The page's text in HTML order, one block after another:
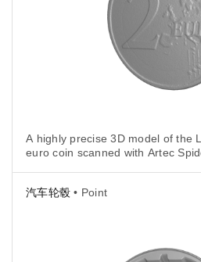
A highly precise 3D model of the
euro coin scanned with Artec
denomination with every delicate
汽车轮毂 • Point